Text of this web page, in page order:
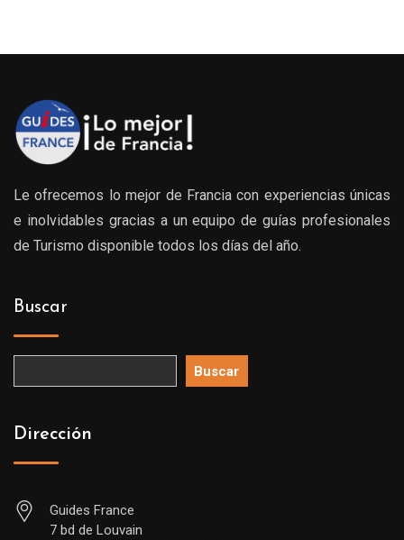
Le ofrecemos lo mejor de Francia con experiencias únicas
e inolvidables gracias a un equipo de guías profesionales
de Turismo disponible todos los días del año.
Buscar
Buscar
Dirección
Guides France
7 bd de Louvain